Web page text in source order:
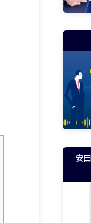
安